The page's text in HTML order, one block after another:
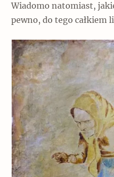
Wiadomo natomiast,
pewno, do tego całkiem